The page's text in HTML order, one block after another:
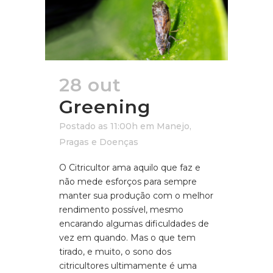
28 out
Greening
Postado as 11:00h em Manejo,
Pragas e Doenças
O Citricultor ama aquilo que faz e
não mede esforços para sempre
manter sua produção com o melhor
rendimento possível, mesmo
encarando algumas dificuldades de
vez em quando. Mas o que tem
tirado, e muito, o sono dos
citricultores ultimamente é uma